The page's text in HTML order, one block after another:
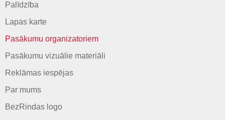
Palīdzība
Lapas karte
Pasākumu organizatoriem
Pasākumu vizuālie materiāli
Reklāmas iespējas
Par mums
BezRindas logo